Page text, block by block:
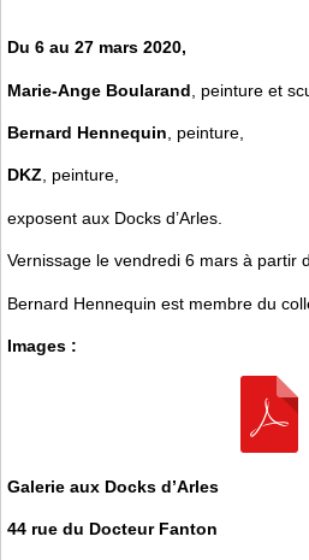
Du 6 au 27 mars 2020,
Marie-Ange Boularand , peinture et
Bernard Hennequin , peinture,
DKZ, peinture,
exposent aux Docks d’Arles.
Vernissage le vendredi 6 mars à partir
Bernard Hennequin est membre du
Images :
Galerie aux Docks d’Arles
44 rue du Docteur Fanton